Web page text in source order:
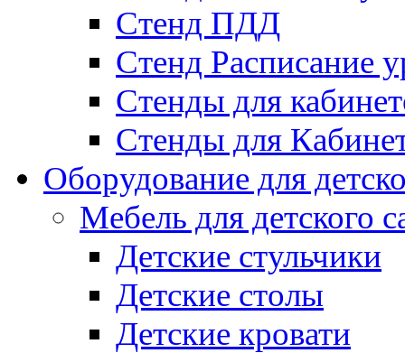
Стенд ПДД
Стенд Расписание
Стенды для
Стенды для
Оборудование для
Мебель для детского
Детские стульчики
Детские столы
Детские кровати